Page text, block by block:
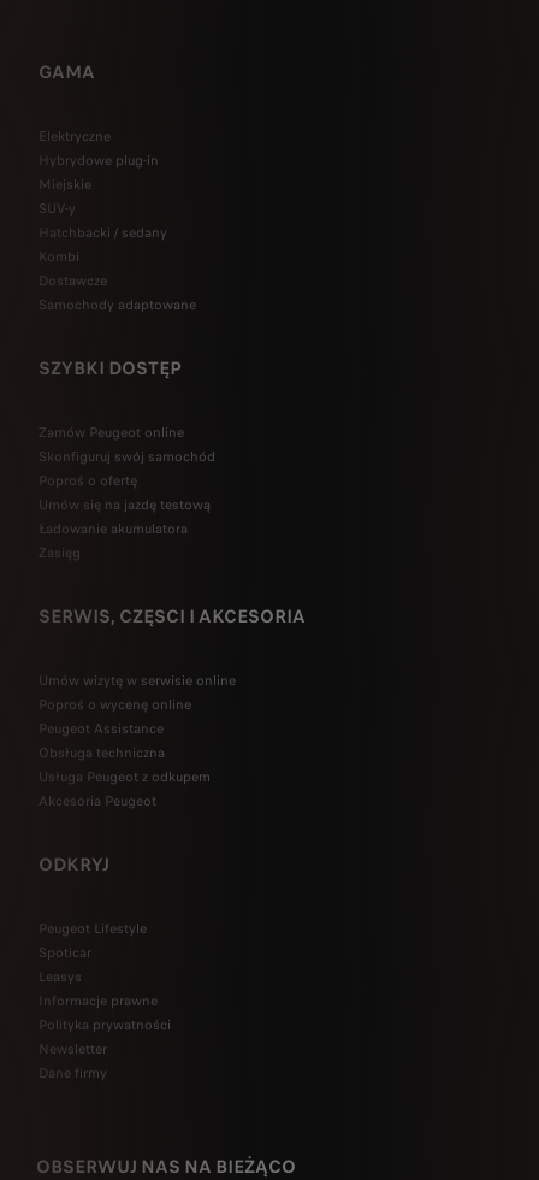
GAMA
Elektryczne
Hybrydowe plug-in
Miejskie
SUV-y
Hatchbacki / sedany
Kombi
Dostawcze
Samochody adaptowane
SZYBKI DOSTĘP
Zamów Peugeot online
Skonfiguruj swój samochód
Poproś o ofertę
Umów się na jazdę testową
Ładowanie akumulatora
Zasięg
SERWIS, CZĘSCI I AKCESORIA
Umów wizytę w serwisie online
Poproś o wycenę online
Peugeot Assistance
Obsługa techniczna
Usługa Peugeot z odkupem
Akcesoria Peugeot
ODKRYJ
Peugeot Lifestyle
Spoticar
Leasys
Informacje prawne
Polityka prywatności
Newsletter
Dane firmy
OBSERWUJ NAS NA BIEŻĄCO